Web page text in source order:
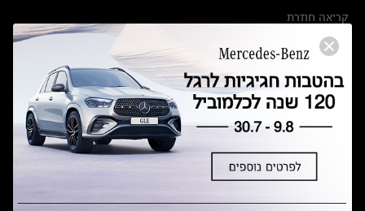
קריאה חוזרת
הודעה על הטבות לרכבי מרצדס בהסדר פשרה בתצ 56447-02-19
תקנון ימי מכירות 120 לכלמוביל
מצאו אותנו
אולמות תצוגה